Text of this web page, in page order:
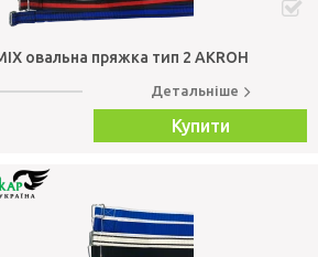
овальна пряжка тип 2 AKROH
Детальніше
Купити